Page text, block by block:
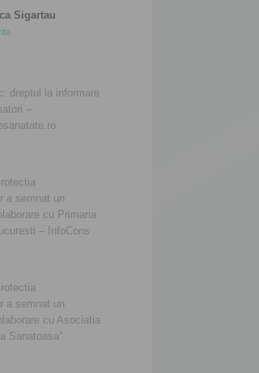
Sigartau
dreptul la informare
–
a semnat un
cu Primaria
– InfoCons
a semnat un
cu Asociatia
Sanatoasa”